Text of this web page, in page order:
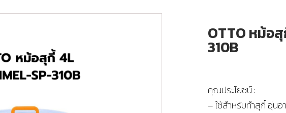
OTTO หม้อ
310B
คุณประโยชน์ :
– ใช้สำหรับทำสุกี้ อุ่นอ